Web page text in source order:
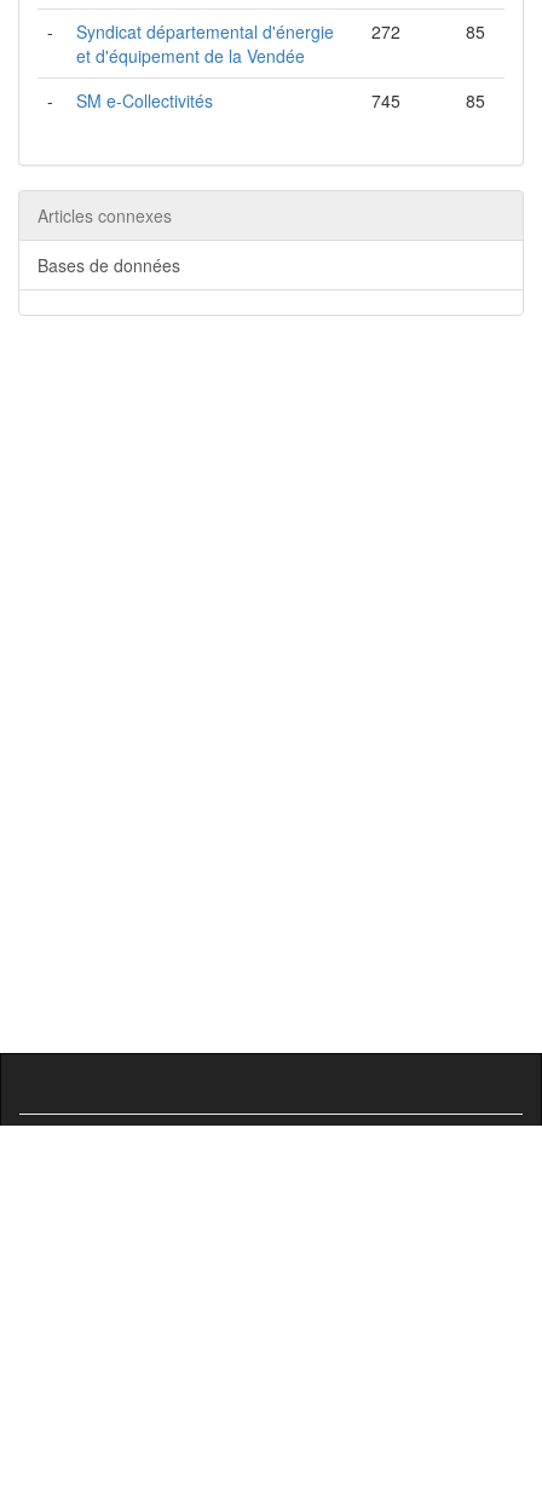
-
Syndicat départemental d'énergie
et d'équipement de la Vendée
272 85
- SM e-Collectivités 745 85
Articles connexes
Bases de données